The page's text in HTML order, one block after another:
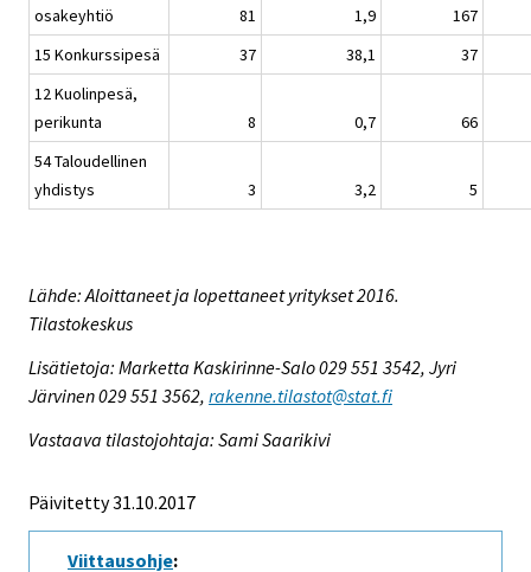
osakeyhtiö
81 1,9
167
15 Konkurssipesä
37 38,1
37
12 Kuolinpesä,
perikunta
8 0,7
66
54 Taloudellinen
yhdistys
3 3,2 5
Lähde: Aloittaneet ja lopettaneet yritykset 2016.
Tilastokeskus
Lisätietoja: Marketta Kaskirinne-Salo 029 551 3542, Jyri
Järvinen 029 551 3562, rakenne.tilastot@stat.fi
Vastaava tilastojohtaja: Sami Saarikivi
Päivitetty 31.10.2017
Viittausohje: